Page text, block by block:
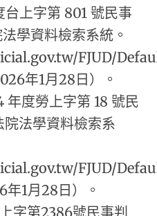
上字第 801 號民事
學資料檢索系統。
FJUD/
年1月28日）。
年度勞上字第 18 號民
法學資料檢索系
FJUD/
年1月28日）。
字第2386號民事判